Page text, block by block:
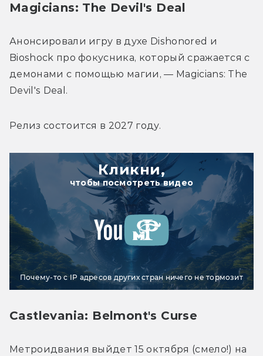
Magicians: The Devil's Deal
Анонсировали игру в духе Dishonored и
Bioshock про фокусника, который сражается с
демонами с помощью магии, — Magicians: The
Devil's Deal.
Релиз состоится в 2027 году.
Кликни,
чтобы посмотреть видео
Почему-то с IP адресов других стран ничего не тормозит
Castlevania: Belmont's Curse
Метроидвания выйдет 15 октября (смело!) на